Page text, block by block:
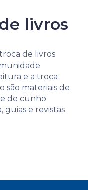
livros
de livros
e a troca
são materiais de
e de cunho
guias e revistas